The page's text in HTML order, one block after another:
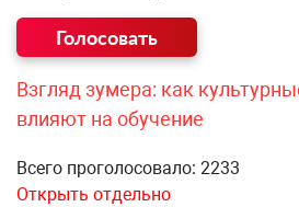
Взгляд зумера: как
влияют на обучение
Всего проголосовало: 2233
Открыть отдельно